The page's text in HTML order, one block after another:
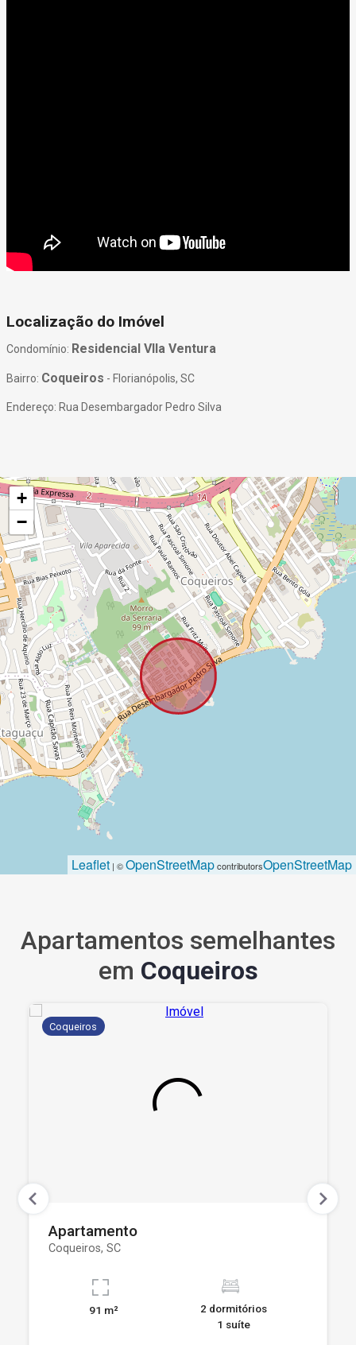
Localização do Imóvel
Condomínio: Residencial VIla Ventura
Bairro: Coqueiros - Florianópolis, SC
Endereço: Rua Desembargador Pedro Silva
+
−
Leaflet | ©OpenStreetMapcontributorsOpenStreetMap
Apartamentos semelhantes
em Coqueiros
Coqueiros
Apartamento
Coqueiros, SC
91 m²
2 dormitórios
1 suíte